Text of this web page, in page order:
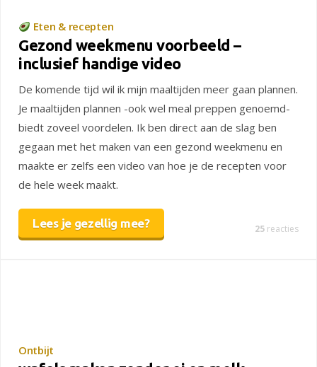
Eten & recepten
Gezond weekmenu voorbeeld –
inclusief handige video
De komende tijd wil ik mijn maaltijden meer gaan plannen.
Je maaltijden plannen -ook wel meal preppen genoemd-
biedt zoveel voordelen. Ik ben direct aan de slag ben
gegaan met het maken van een gezond weekmenu en
maakte er zelfs een video van hoe je de recepten voor
de hele week maakt.
Lees je gezellig mee? 25 reacties
Ontbijt